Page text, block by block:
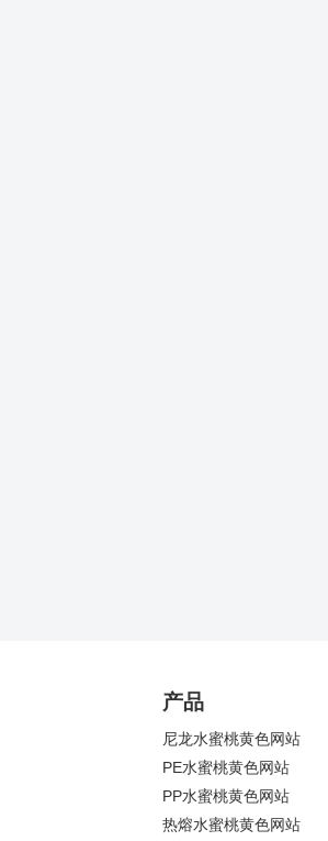
产品
尼龙水蜜桃黄色网站
PE水蜜桃黄色网站
PP水蜜桃黄色网站
热熔水蜜桃黄色网站